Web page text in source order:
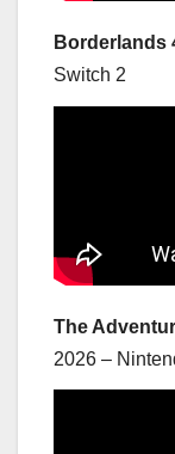
Borderlands
Switch 2
The
2026 –